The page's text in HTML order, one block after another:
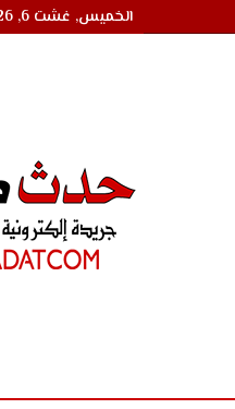
الخميس, غشت 6, 2026